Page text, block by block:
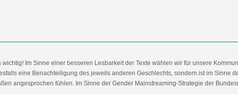
Im Sinne einer besseren Lesbarkeit der Texte wählen wir für unsere
eine Benachteiligung des jeweils anderen Geschlechts, sondern ist im Sinne
angesprochen fühlen. Im Sinne der Gender Mainstreaming-Strategie der